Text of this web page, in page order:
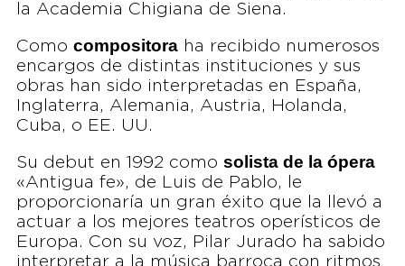
la Academia Chigiana de Siena.
Como compositoraha recibido numerosos
encargos de distintas instituciones y sus
obras han sido interpretadas en España,
Inglaterra, Alemania, Austria, Holanda,
Cuba, o EE. UU.
Su debut en 1992 como solista de la ópera
«Antigua fe», de Luis de Pablo, le
proporcionaría un gran éxito que la llevó a
actuar a los mejores teatros operísticos de
Europa. Con su voz, Pilar Jurado ha sabido
interpretar a la música barroca con ritmos